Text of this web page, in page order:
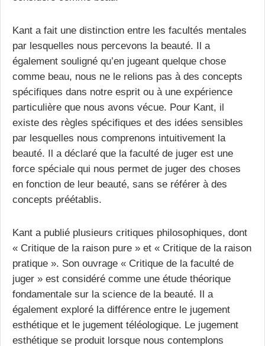
Kant a fait une distinction entre les facultés mentales
par lesquelles nous percevons la beauté. Il a
également souligné qu’en jugeant quelque chose
comme beau, nous ne le relions pas à des concepts
spécifiques dans notre esprit ou à une expérience
particulière que nous avons vécue. Pour Kant, il
existe des règles spécifiques et des idées sensibles
par lesquelles nous comprenons intuitivement la
beauté. Il a déclaré que la faculté de juger est une
force spéciale qui nous permet de juger des choses
en fonction de leur beauté, sans se référer à des
concepts préétablis.
Kant a publié plusieurs critiques philosophiques, dont
« Critique de la raison pure » et « Critique de la raison
pratique ». Son ouvrage « Critique de la faculté de
juger » est considéré comme une étude théorique
fondamentale sur la science de la beauté. Il a
également exploré la différence entre le jugement
esthétique et le jugement téléologique. Le jugement
esthétique se produit lorsque nous contemplons